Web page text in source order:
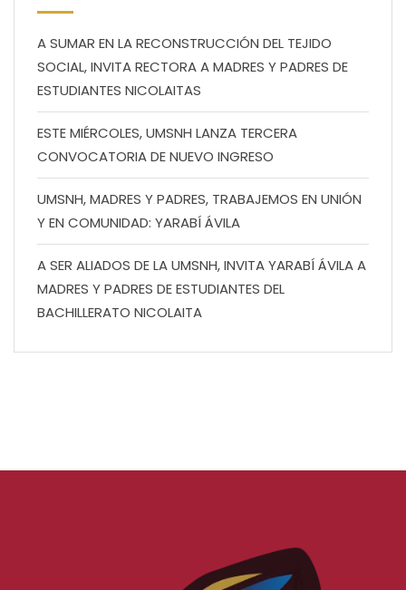
A SUMAR EN LA RECONSTRUCCIÓN DEL TEJIDO
SOCIAL, INVITA RECTORA A MADRES Y PADRES DE
ESTUDIANTES NICOLAITAS
ESTE MIÉRCOLES, UMSNH LANZA TERCERA
CONVOCATORIA DE NUEVO INGRESO
UMSNH, MADRES Y PADRES, TRABAJEMOS EN UNIÓN
Y EN COMUNIDAD: YARABÍ ÁVILA
A SER ALIADOS DE LA UMSNH, INVITA YARABÍ ÁVILA A
MADRES Y PADRES DE ESTUDIANTES DEL
BACHILLERATO NICOLAITA